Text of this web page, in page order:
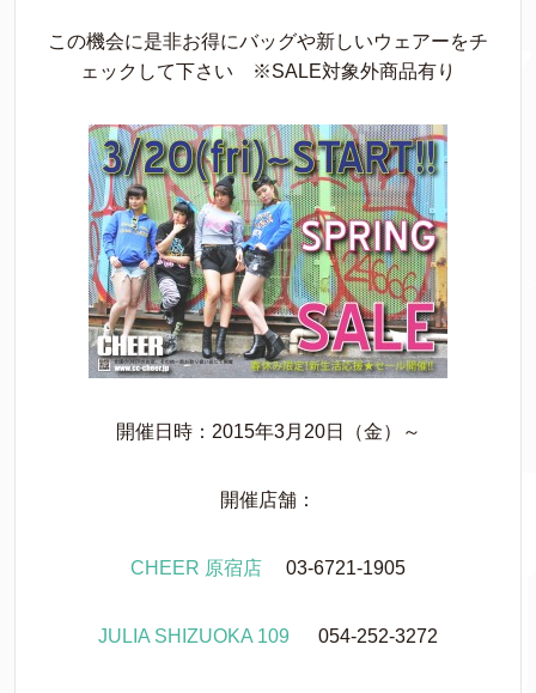
この機会に是非お得にバッグや新しいウェアーをチ
ェックして下さい ※SALE対象外商品有り
開催日時：2015年3月20日（金）～
開催店舗：
CHEER 原宿店 03-6721-1905
JULIA SHIZUOKA 109 054-252-3272